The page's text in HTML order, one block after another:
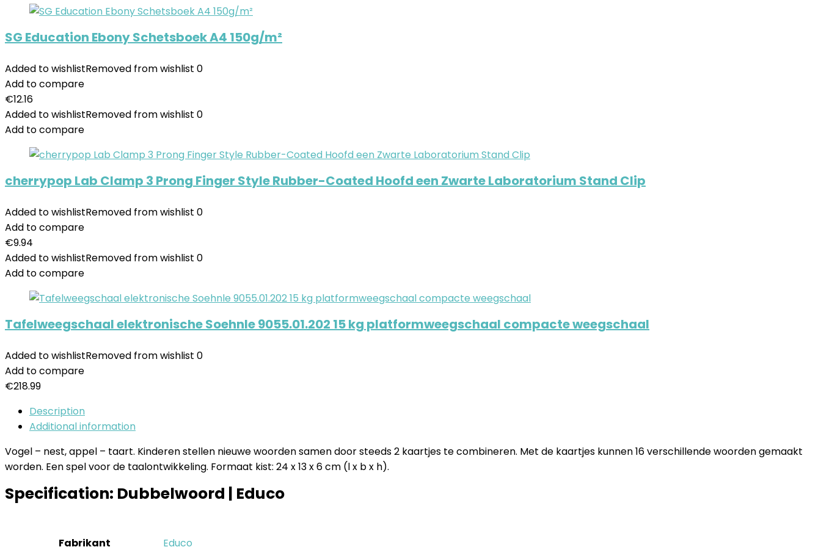
SG Education Ebony Schetsboek A4 150g/m²
Added to wishlistRemoved from wishlist 0
Add to compare
€12.16
Added to wishlistRemoved from wishlist 0
Add to compare
cherrypop Lab Clamp 3 Prong Finger Style Rubber-Coated Hoofd een Zwarte Laboratorium Stand Clip
Added to wishlistRemoved from wishlist 0
Add to compare
€9.94
Added to wishlistRemoved from wishlist 0
Add to compare
Tafelweegschaal elektronische Soehnle 9055.01.202 15 kg platformweegschaal compacte weegschaal
Added to wishlistRemoved from wishlist 0
Add to compare
€218.99
Description
Additional information
Vogel – nest, appel – taart. Kinderen stellen nieuwe woorden samen door steeds 2 kaartjes te combineren. Met de kaartjes kunnen 16 verschillende woorden gemaakt
worden. Een spel voor de taalontwikkeling. Formaat kist: 24 x 13 x 6 cm (l x b x h).
Specification: Dubbelwoord | Educo
Fabrikant ‎Educo